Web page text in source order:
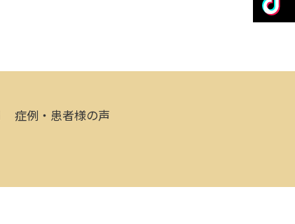
症例・患者様の声